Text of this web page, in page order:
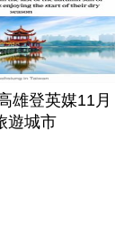
雄登英媒11月
遊城市